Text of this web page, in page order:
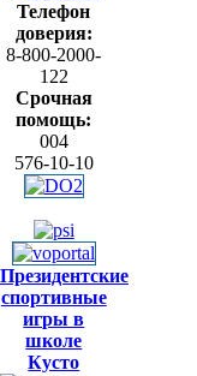
Телефон
доверия:
8-800-2000-
122
Срочная
помощь:
004
576-10-10
Президентские
спортивные
игры в
школе
Кусто